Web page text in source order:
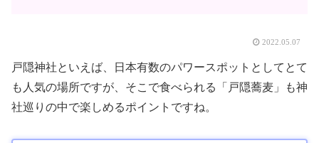
2022.05.07
戸隠神社といえば、日本有数のパワースポットとしてとて
も人気の場所ですが、そこで食べられる「戸隠蕎麦」も神
社巡りの中で楽しめるポイントですね。